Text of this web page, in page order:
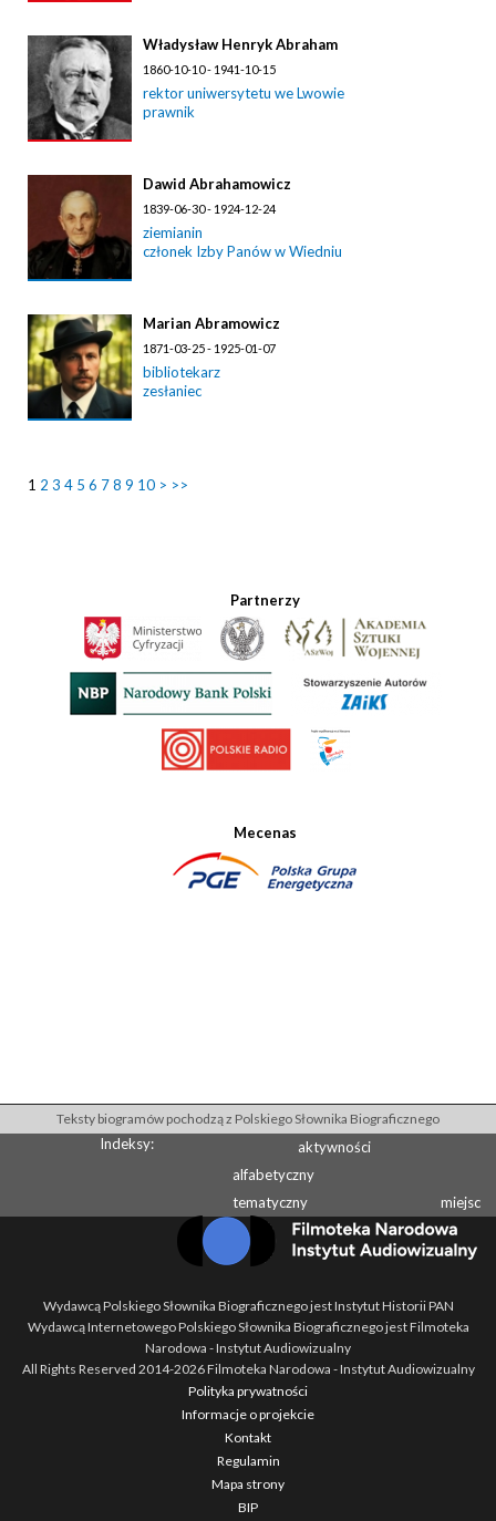
Władysław Henryk Abraham
1860-10-10 - 1941-10-15
rektor uniwersytetu we Lwowie
prawnik
Dawid Abrahamowicz
1839-06-30 - 1924-12-24
ziemianin
członek Izby Panów w Wiedniu
Marian Abramowicz
1871-03-25 - 1925-01-07
bibliotekarz
zesłaniec
1 2 3 4 5 6 78 9 10 > >>
Partnerzy
Mecenas
Teksty biogramów pochodzą z Polskiego Słownika Biograficznego
Indeksy:
aktywności
alfabetyczny
tematyczny
miejsc
Wydawcą Polskiego Słownika Biograficznego jest Instytut Historii PAN
Wydawcą Internetowego Polskiego Słownika Biograficznego jest Filmoteka
Narodowa - Instytut Audiowizualny
All Rights Reserved 2014-2026Filmoteka Narodowa - Instytut Audiowizualny
Polityka prywatności
Informacje o projekcie
Kontakt
Regulamin
Mapa strony
BIP